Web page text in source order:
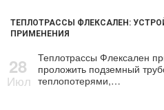
ТЕПЛОТРАССЫ ФЛЕКСАЛЕН:
ПРИМЕНЕНИЯ
28
Июл
Теплотрассы Флексален
проложить подземный
теплопотерями,…